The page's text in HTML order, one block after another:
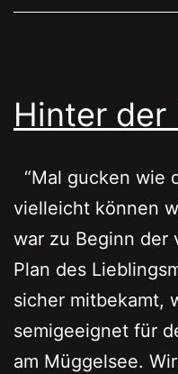
Hinter der
“Mal gucken wie
vielleicht können
war zu Beginn der
Plan des
sicher mitbekamt,
semigeeignet für
am Müggelsee.